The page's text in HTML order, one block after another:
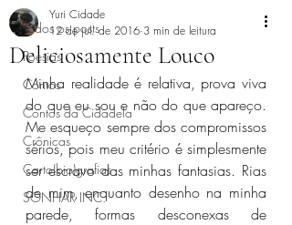
Todos os posts
Poesias
Contos
Contos da Cidadela
Crônicas
Carto(bio)grafias
SONHAR INC.
Deliciosamente Louco
Yuri Cidade
12 de jul. de 2016 3 min de leitura
Minha realidade é relativa, prova viva
do que eu sou e não do que apareço.
Me esqueço sempre dos compromissos
sérios, pois meu critério é simplesmente
ser escravo das minhas fantasias. Rias
de mim, enquanto desenho na minha
parede, formas desconexas de